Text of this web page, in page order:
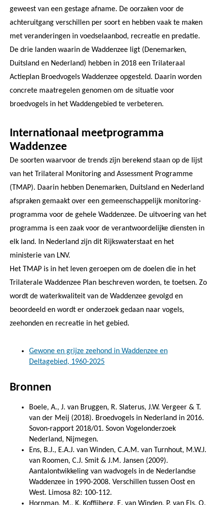
geweest van een gestage afname. De oorzaken voor de
achteruitgang verschillen per soort en hebben vaak te maken
met veranderingen in voedselaanbod, recreatie en predatie.
De drie landen waarin de Waddenzee ligt (Denemarken,
Duitsland en Nederland) hebben in 2018 een Trilateraal
Actieplan Broedvogels Waddenzee opgesteld. Daarin worden
concrete maatregelen genomen om de situatie voor
broedvogels in het Waddengebied te verbeteren.
Internationaal meetprogramma
Waddenzee
De soorten waarvoor de trends zijn berekend staan op de lijst
van het Trilateral Monitoring and Assessment Programme
(TMAP). Daarin hebben Denemarken, Duitsland en Nederland
afspraken gemaakt over een gemeenschappelijk monitoring-
programma voor de gehele Waddenzee. De uitvoering van het
programma is een zaak voor de verantwoordelijke diensten in
elk land. In Nederland zijn dit Rijkswaterstaat en het
ministerie van LNV.
Het TMAP is in het leven geroepen om de doelen die in het
Trilaterale Waddenzee Plan beschreven worden, te toetsen. Zo
wordt de waterkwaliteit van de Waddenzee gevolgd en
beoordeeld en wordt er onderzoek gedaan naar vogels,
zeehonden en recreatie in het gebied.
Gewone en grijze zeehond in Waddenzee en
Deltagebied, 1960-2025
Bronnen
Boele, A., J. van Bruggen, R. Slaterus, J.W. Vergeer & T.
van der Meij (2018). Broedvogels in Nederland in 2016.
Sovon-rapport 2018/01. Sovon Vogelonderzoek
Nederland, Nijmegen.
Ens, B.J., E.A.J. van Winden, C.A.M. van Turnhout, M.W.J.
van Roomen, C.J. Smit & J.M. Jansen (2009).
Aantalontwikkeling van wadvogels in de Nederlandse
Waddenzee in 1990-2008. Verschillen tussen Oost en
West. Limosa 82: 100-112.